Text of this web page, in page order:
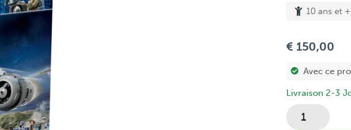
10 ans et +
€ 150,00
Avec ce
Livraison 2-3